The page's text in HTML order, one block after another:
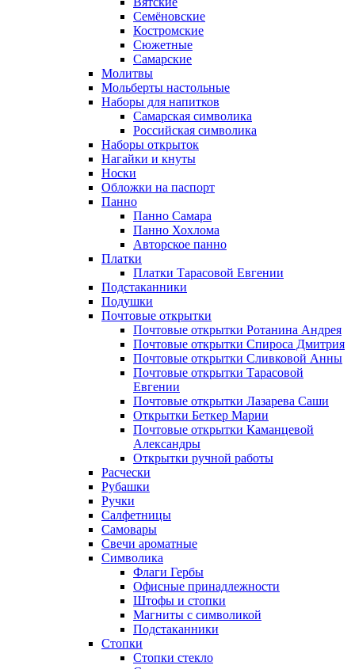
Семёновские
Костромские
Сюжетные
Самарские
Молитвы
Мольберты настольные
Наборы для напитков
Самарская символика
Российская символика
Наборы открыток
Нагайки и кнуты
Носки
Обложки на паспорт
Панно
Панно Самара
Панно Хохлома
Авторское панно
Платки
Платки Тарасовой Евгении
Подстаканники
Подушки
Почтовые открытки
Почтовые открытки Ротанина Андрея
Почтовые открытки Спироса Дмитрия
Почтовые открытки Сливковой Анны
Почтовые открытки Тарасовой
Евгении
Почтовые открытки Лазарева Саши
Открытки Беткер Марии
Почтовые открытки Каманцевой
Александры
Открытки ручной работы
Расчески
Рубашки
Ручки
Салфетницы
Самовары
Свечи ароматные
Символика
Флаги Гербы
Офисные принадлежности
Штофы и стопки
Магниты с символикой
Подстаканники
Стопки
Стопки стекло